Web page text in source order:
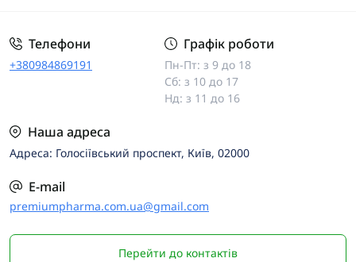
Телефони
+380984869191
Графік роботи
Пн-Пт: з 9 до 18
Сб: з 10 до 17
Нд: з 11 до 16
Наша адреса
Адреса: Голосіївський проспект, Київ, 02000
E-mail
premiumpharma.com.ua@gmail.com
Перейти до контактів